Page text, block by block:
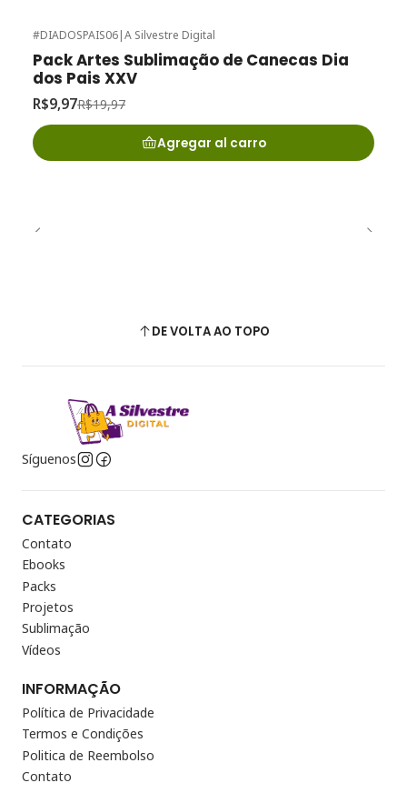
#DIADOSPAIS06|A Silvestre Digital
Pack Artes Sublimação de Canecas Dia
dos Pais XXV
R$9,97R$19,97
Agregar al carro
DE VOLTA AO TOPO
Síguenos
CATEGORIAS
Contato
Ebooks
Packs
Projetos
Sublimação
Vídeos
INFORMAÇÃO
Política de Privacidade
Termos e Condições
Politica de Reembolso
Contato